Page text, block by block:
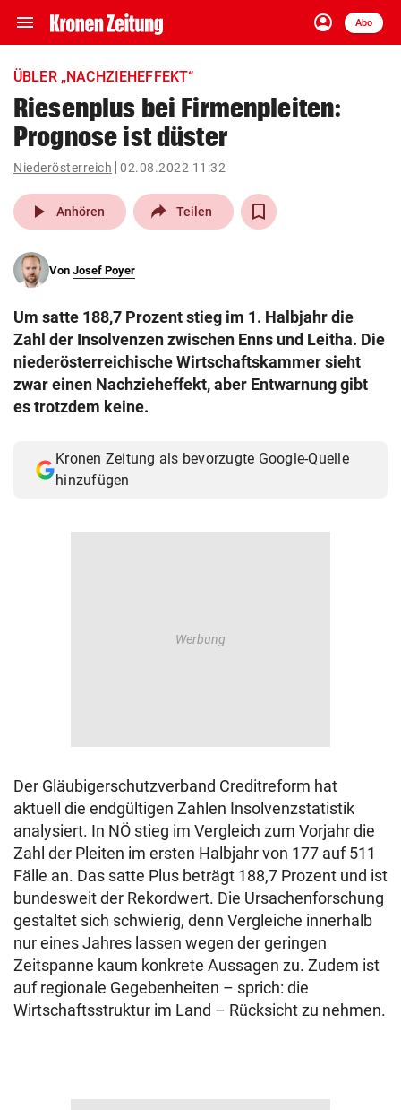
menu Navigation
ein-/ausklappen
account_circle
Anmelden
Abo
close Schließen
account_circle Anmelden
pin_drop
Wien arrow_right
search
eingeben
ÜBLER „NACHZIEHEFFEKT“
Riesenplus bei Firmenpleiten:
Prognose ist düster
Niederösterreich 02.08.2022 11:32
play_arrow Anhören Teilen
Von Josef Poyer
Um satte 188,7 Prozent stieg im 1. Halbjahr die
Zahl der Insolvenzen zwischen Enns und Leitha. Die
niederösterreichische Wirtschaftskammer sieht
zwar einen Nachzieheffekt, aber Entwarnung gibt
es trotzdem keine.
Kronen Zeitung als bevorzugte Google-Quelle
hinzufügen
Der Gläubigerschutzverband Creditreform hat
aktuell die endgültigen Zahlen Insolvenzstatistik
analysiert. In NÖ stieg im Vergleich zum Vorjahr die
Zahl der Pleiten im ersten Halbjahr von 177 auf 511
Fälle an. Das satte Plus beträgt 188,7 Prozent und ist
bundesweit der Rekordwert. Die Ursachenforschung
gestaltet sich schwierig, denn Vergleiche innerhalb
nur eines Jahres lassen wegen der geringen
Zeitspanne kaum konkrete Aussagen zu. Zudem ist
auf regionale Gegebenheiten – sprich: die
Wirtschaftsstruktur im Land – Rücksicht zu nehmen.